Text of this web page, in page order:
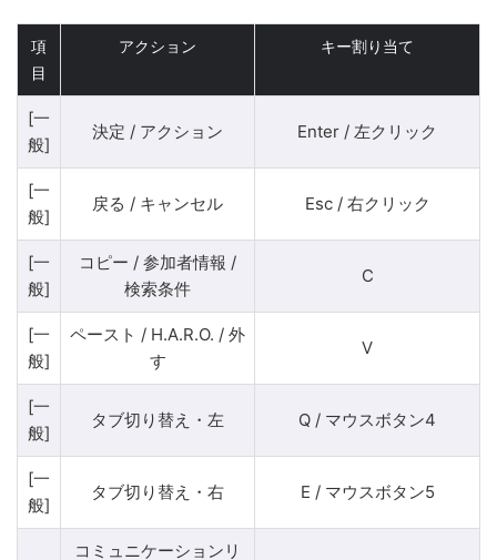
項
目
アクション キー割り当て
[一
般]
決定 / アクション Enter / 左クリック
[一
般]
戻る / キャンセル Esc / 右クリック
[一
般]
コピー / 参加者情報 /
検索条件
C
[一
般]
ペースト / H.A.R.O. / 外
す
V
[一
般]
タブ切り替え・左 Q / マウスボタン4
[一
般]
タブ切り替え・右 E / マウスボタン5
コミュニケーションリ